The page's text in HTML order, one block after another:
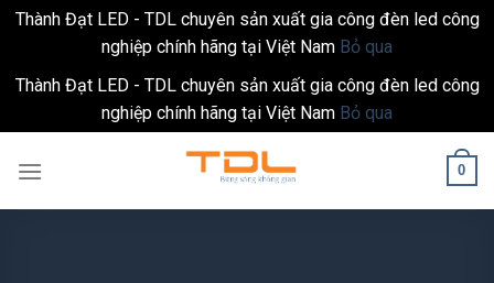
Thành Đạt LED - TDL chuyên sản xuất gia công đèn led công
nghiệp chính hãng tại Việt Nam Bỏ qua
Thành Đạt LED - TDL chuyên sản xuất gia công đèn led công
nghiệp chính hãng tại Việt Nam Bỏ qua
0